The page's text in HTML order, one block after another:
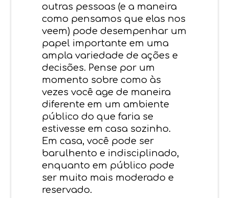
outras pessoas (e a maneira
como pensamos que elas nos
veem) pode desempenhar um
papel importante em uma
ampla variedade de ações e
decisões. Pense por um
momento sobre como às
vezes você age de maneira
diferente em um ambiente
público do que faria se
estivesse em casa sozinho.
Em casa, você pode ser
barulhento e indisciplinado,
enquanto em público pode
ser muito mais moderado e
reservado.